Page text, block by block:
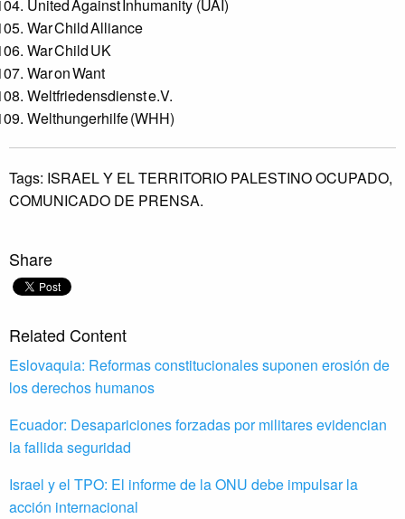
United Against Inhumanity (UAI)
War Child Alliance
War Child UK
War on Want
Weltfriedensdienst e.V.
Welthungerhilfe (WHH)
Tags: ISRAEL Y EL TERRITORIO PALESTINO OCUPADO,
COMUNICADO DE PRENSA.
Share
Related Content
Eslovaquia: Reformas constitucionales suponen erosión de
los derechos humanos
Ecuador: Desapariciones forzadas por militares evidencian
la fallida seguridad
Israel y el TPO: El informe de la ONU debe impulsar la
acción internacional